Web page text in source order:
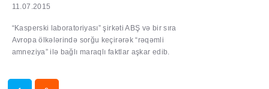
11.07.2015
“Kasperski laboratoriyası” şirkəti ABŞ və bir sıra
Avropa ölkələrində sorğu keçirərək “rəqəmli
amneziya” ilə bağlı maraqlı faktlar aşkar edib.